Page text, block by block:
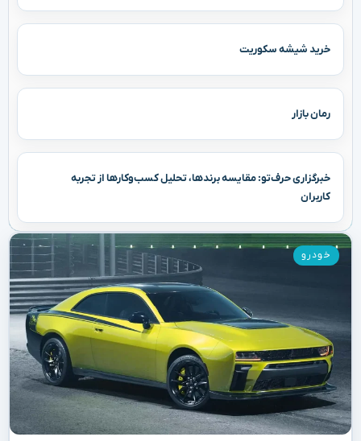
خرید شیشه سکوریت
رمان بازار
خبرگزاری حرف‌تو: مقایسه برندها، تحلیل کسب‌وکارها از تجربه
کاربران
خودرو